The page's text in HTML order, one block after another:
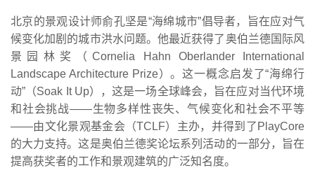
北京的景观设计师俞孔坚是“海绵城市”倡导者，旨在应对气
候变化加剧的城市洪水问题。他最近获得了奥伯兰德国际风
景园林奖（Cornelia Hahn Oberlander International
Landscape Architecture Prize）。这一概念启发了“海绵行
动”（Soak It Up），这是一场全球峰会，旨在应对当代环境
和社会挑战——生物多样性丧失、气候变化和社会不平等
——由文化景观基金会（TCLF）主办，并得到了PlayCore
的大力支持。这是奥伯兰德奖论坛系列活动的一部分，旨在
提高获奖者的工作和景观建筑的广泛知名度。